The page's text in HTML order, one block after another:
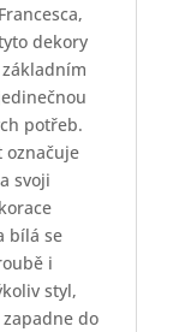
dekory
potřeb.
označuje
svoji
bílá se
i
styl,
do